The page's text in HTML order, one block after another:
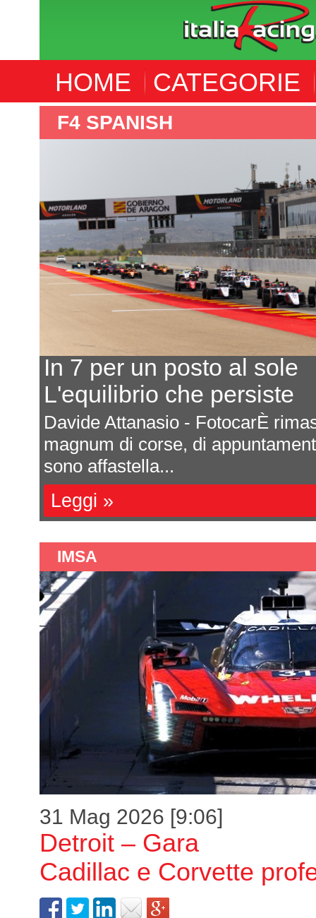
HOME CATEGORIE
F4 ITALIA
Ecco il calendario 2027
Ultima prova a Montmelò
Saranno sette appuntamenti tutti
Formula 4 italiana 2027. La ricca
una impor...
Leggi »
IMSA
31 Mag 2026 [9:06]
Detroit – Gara
Cadillac e Corvette